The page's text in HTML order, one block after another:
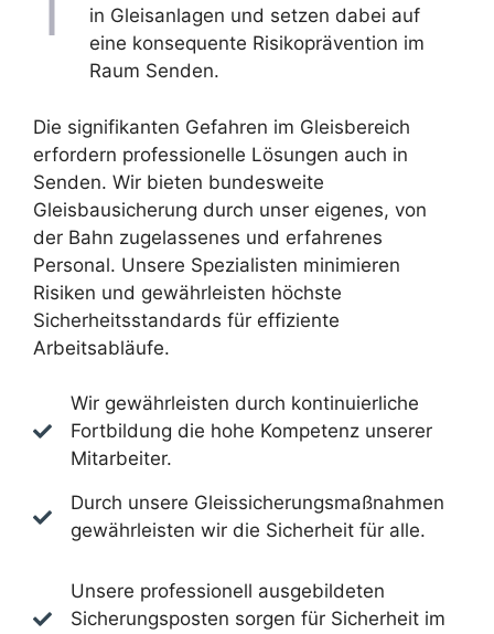
in Gleisanlagen und setzen dabei auf
eine konsequente Risikoprävention im
Raum Senden.
Die signifikanten Gefahren im Gleisbereich
erfordern professionelle Lösungen auch in
Senden. Wir bieten bundesweite
Gleisbausicherung durch unser eigenes, von
der Bahn zugelassenes und erfahrenes
Personal. Unsere Spezialisten minimieren
Risiken und gewährleisten höchste
Sicherheitsstandards für effiziente
Arbeitsabläufe.
Wir gewährleisten durch kontinuierliche
Fortbildung die hohe Kompetenz unserer
Mitarbeiter.
Durch unsere Gleissicherungsmaßnahmen
gewährleisten wir die Sicherheit für alle.
Unsere professionell ausgebildeten
Sicherungsposten sorgen für Sicherheit im